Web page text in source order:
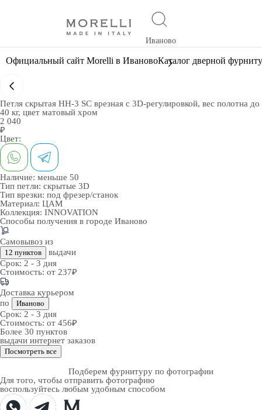
Иваново
Официальный сайт Morelli в ИвановоКаталог дверной
Петля скрытая HH-3 SC врезная с 3D-регулировкой, вес полотна до
40 кг, цвет матовый хром
2 040
₽
Цвет:
Наличие: меньше 50
Тип петли: скрытые 3D
Тип врезки: под фрезер/станок
Материал: ЦАМ
Коллекция: INNOVATION
Способы получения в городе Иваново
Самовывоз из
12 пунктов
выдачи
Срок: 2 - 3 дня
Стоимость: от 237₽
Доставка курьером
по
Иваново
Срок: 2 - 3 дня
Стоимость: от 456₽
Более 30 пунктов
выдачи интернет заказов
Посмотреть все
Подберем фурнитуру по фотографии
Для того, чтобы отправить фотографию
воспользуйтесь любым удобным способом